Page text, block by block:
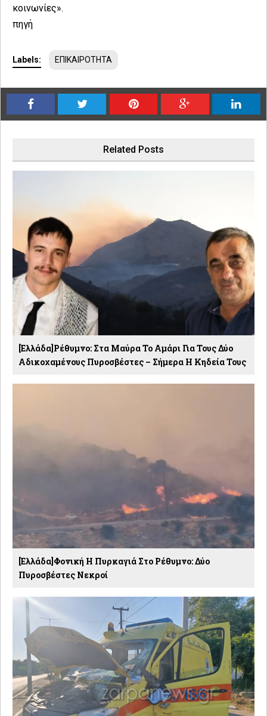
κοινωνίες».
πηγή
Labels: ΕΠΙΚΑΙΡΟΤΗΤΑ
Related Posts
[Ελλάδα]Ρέθυμνο: Στα Μαύρα Το Αμάρι Για Τους Δύο
Αδικοχαμένους Πυροσβέστες – Σήμερα Η Κηδεία Τους
[Ελλάδα]Φονική Η Πυρκαγιά Στο Ρέθυμνο: Δύο
Πυροσβέστες Νεκροί